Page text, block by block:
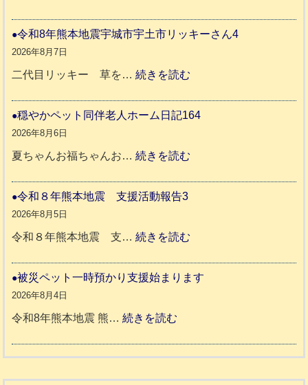
和
年
本
援
市
氷
令和8年熊本地震宇城市宇土市リッキーさん4
2026年8月7日
二代目リッキー 草を…続きを読む
和
城
市
市
ッ
穏やかペット同伴老人ホーム日記164
2026年8月6日
夏ちゃんお福ちゃんお…続きを読む
ト
人
令和８年熊本地震 支援活動報告3
2026年8月5日
令和８年熊本地震 支…続きを読む
和
被災ペット一時預かり支援始まります
2026年8月4日
令和8年熊本地震 熊…続きを読む
災